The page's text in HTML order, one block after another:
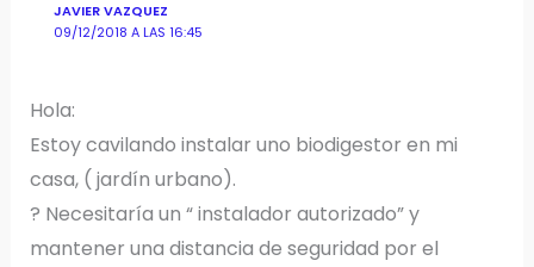
JAVIER VAZQUEZ
09/12/2018 A LAS 16:45
Hola:
Estoy cavilando instalar uno biodigestor en mi
casa, ( jardín urbano).
? Necesitaría un “ instalador autorizado” y
mantener una distancia de seguridad por el